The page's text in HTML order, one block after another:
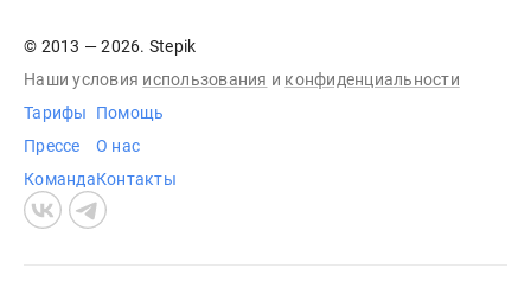
© 2013 — 2026. Stepik
Наши условия использования и конфиденциальности
Тарифы
Прессе
Команда
Помощь
О нас
Контакты